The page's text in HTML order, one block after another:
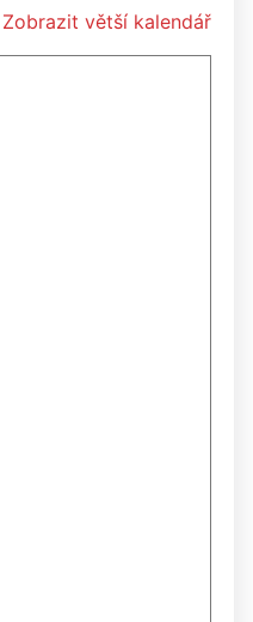
Zobrazit větší kalendář